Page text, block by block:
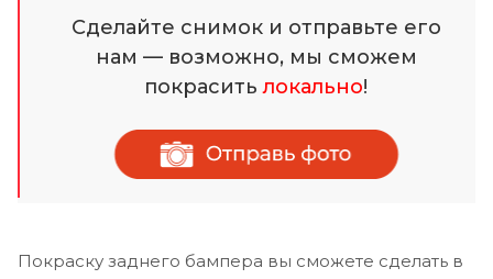
Сделайте снимок и отправьте его
нам — возможно, мы сможем
покраситьлокально!
Покраску заднего бампера вы сможете сделать в